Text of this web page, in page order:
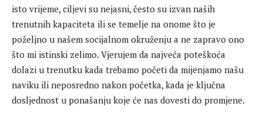
isto vrijeme, ciljevi su nejasni, često su izvan naših
trenutnih kapaciteta ili se temelje na onome što je
poželjno u našem socijalnom okruženju a ne zapravo ono
što mi istinski zelimo. Vjerujem da najveća poteškoća
dolazi u trenutku kada trebamo početi da mijenjamo našu
naviku ili neposredno nakon početka, kada je ključna
dosljednost u ponašanju koje će nas dovesti do promjene.